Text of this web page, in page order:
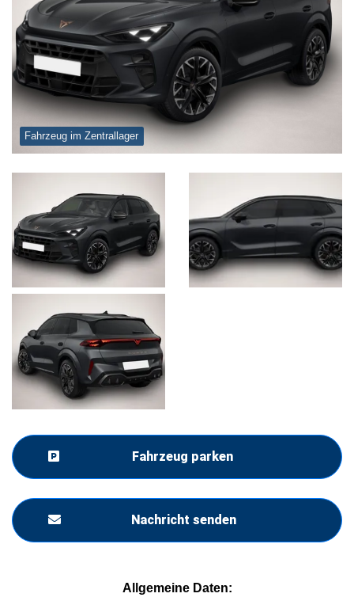
Fahrzeug im Zentrallager
Fahrzeug parken
Nachricht senden
Allgemeine Daten: